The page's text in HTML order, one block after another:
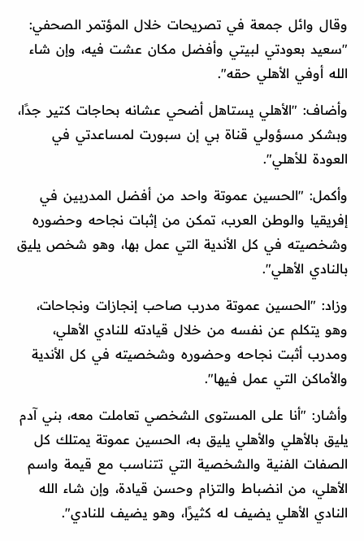
وقال وائل جمعة في تصريحات خلال المؤتمر الصحفي:
"سعيد بعودتي لبيتي وأفضل مكان عشت فيه، وإن شاء
الله أوفي الأهلي حقه".
وأضاف: "الأهلي يستاهل أضحي عشانه بحاجات كتير جدًا،
وبشكر مسؤولي قناة بي إن سبورت لمساعدتي في
العودة للأهلي".
وأكمل: "الحسين عموتة واحد من أفضل المدربين في
إفريقيا والوطن العرب، تمكن من إثبات نجاحه وحضوره
وشخصيته في كل الأندية التي عمل بها، وهو شخص يليق
بالنادي الأهلي".
وزاد: "الحسين عموتة مدرب صاحب إنجازات ونجاحات،
وهو يتكلم عن نفسه من خلال قيادته للنادي الأهلي،
ومدرب أثبت نجاحه وحضوره وشخصيته في كل الأندية
والأماكن التي عمل فيها".
وأشار: "أنا على المستوى الشخصي تعاملت معه، بني آدم
يليق بالأهلي والأهلي يليق به، الحسين عموتة يمتلك كل
الصفات الفنية والشخصية التي تتناسب مع قيمة واسم
الأهلي، من انضباط والتزام وحسن قيادة، وإن شاء الله
النادي الأهلي يضيف له كثيرًا، وهو يضيف للنادي".